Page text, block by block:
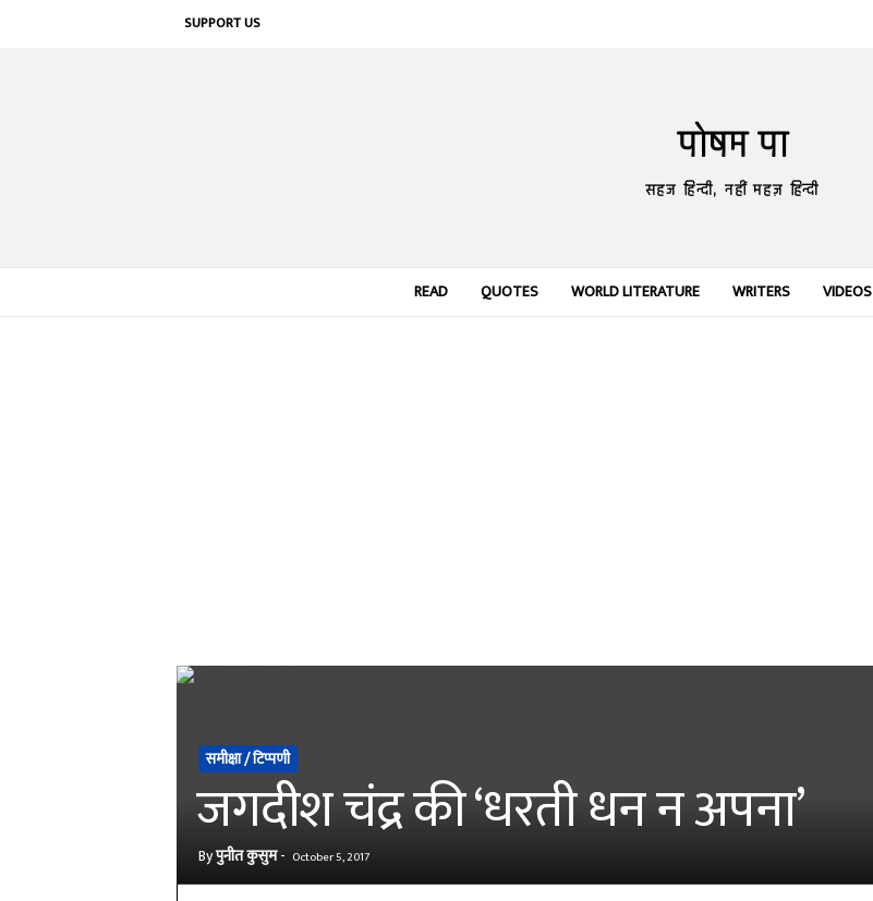
SUPPORT US
पोषम पा
सहज हिन्दी, नहीं महज़ हिन्दी
READ QUOTES WORLD LITERATURE WRITERS VIDEOS
समीक्षा / टिप्पणी
जगदीश चंद्र की ‘धरती धन न अपना’
Byपुनीत कुसुम- October 5, 2017